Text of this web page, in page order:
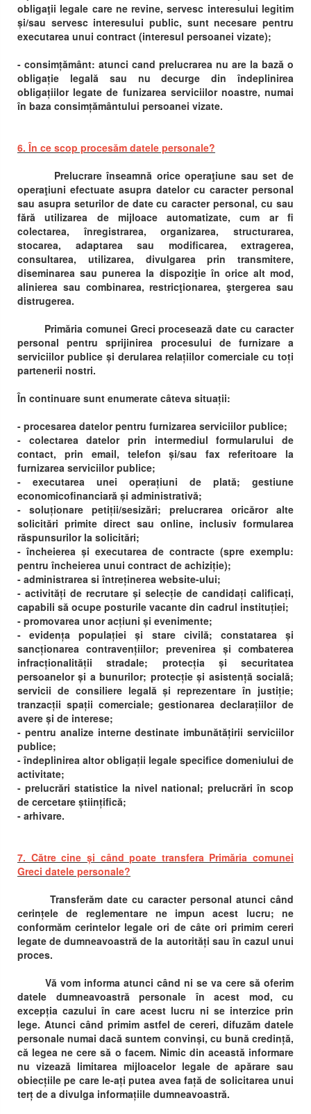
obligaţii legale care ne revine, servesc interesului legitim
și/sau servesc interesului public, sunt necesare pentru
executarea unui contract (interesul persoanei vizate);
- consimțământ: atunci cand prelucrarea nu are la bază o
obligație legală sau nu decurge din îndeplinirea
obligațiilor legate de funizarea serviciilor noastre, numai
în baza consimțământului persoanei vizate.
6. În ce scop procesăm datele personale?
Prelucrare înseamnă orice operaţiune sau set de
operaţiuni efectuate asupra datelor cu caracter personal
sau asupra seturilor de date cu caracter personal, cu sau
fără utilizarea de mijloace automatizate, cum ar fi
colectarea, înregistrarea, organizarea, structurarea,
stocarea, adaptarea sau modificarea, extragerea,
consultarea, utilizarea, divulgarea prin transmitere,
diseminarea sau punerea la dispoziţie în orice alt mod,
alinierea sau combinarea, restricţionarea, ştergerea sau
distrugerea.
Primăria comunei Greci procesează date cu caracter
personal pentru sprijinirea procesului de furnizare a
serviciilor publice și derularea relațiilor comerciale cu toți
partenerii nostri.
În continuare sunt enumerate câteva situații:
- procesarea datelor pentru furnizarea serviciilor publice;
- colectarea datelor prin intermediul formularului de
contact, prin email, telefon și/sau fax referitoare la
furnizarea serviciilor publice;
- executarea unei operațiuni de plată; gestiune
economicofinanciară și administrativă;
- soluționare petiții/sesizări; prelucrarea oricăror alte
solicitări primite direct sau online, inclusiv formularea
răspunsurilor la solicitări;
- încheierea și executarea de contracte (spre exemplu:
pentru încheierea unui contract de achiziție);
- administrarea si întreținerea website-ului;
- activități de recrutare și selecție de candidați calificați,
capabili să ocupe posturile vacante din cadrul instituției;
- promovarea unor acțiuni și evenimente;
- evidența populației și stare civilă; constatarea și
sancționarea contravențiilor; prevenirea și combaterea
infracționalității stradale; protecția și securitatea
persoanelor și a bunurilor; protecție și asistență socială;
servicii de consiliere legală și reprezentare în justiție;
tranzacții spații comerciale; gestionarea declarațiilor de
avere și de interese;
- pentru analize interne destinate imbunătățirii serviciilor
publice;
- îndeplinirea altor obligații legale specifice domeniului de
activitate;
- prelucrări statistice la nivel national; prelucrări în scop
de cercetare științifică;
- arhivare.
7. Către cine și când poate transfera Primăria comunei
Greci datele personale?
Transferăm date cu caracter personal atunci când
cerințele de reglementare ne impun acest lucru; ne
conformăm cerintelor legale ori de câte ori primim cereri
legate de dumneavoastră de la autorități sau în cazul unui
proces.
Vă vom informa atunci când ni se va cere să oferim
datele dumneavoastră personale în acest mod, cu
excepția cazului în care acest lucru ni se interzice prin
lege. Atunci când primim astfel de cereri, difuzăm datele
personale numai dacă suntem convinși, cu bună credință,
că legea ne cere să o facem. Nimic din această informare
nu vizează limitarea mijloacelor legale de apărare sau
obiecțiile pe care le-ați putea avea față de solicitarea unui
terț de a divulga informațiile dumneavoastră.